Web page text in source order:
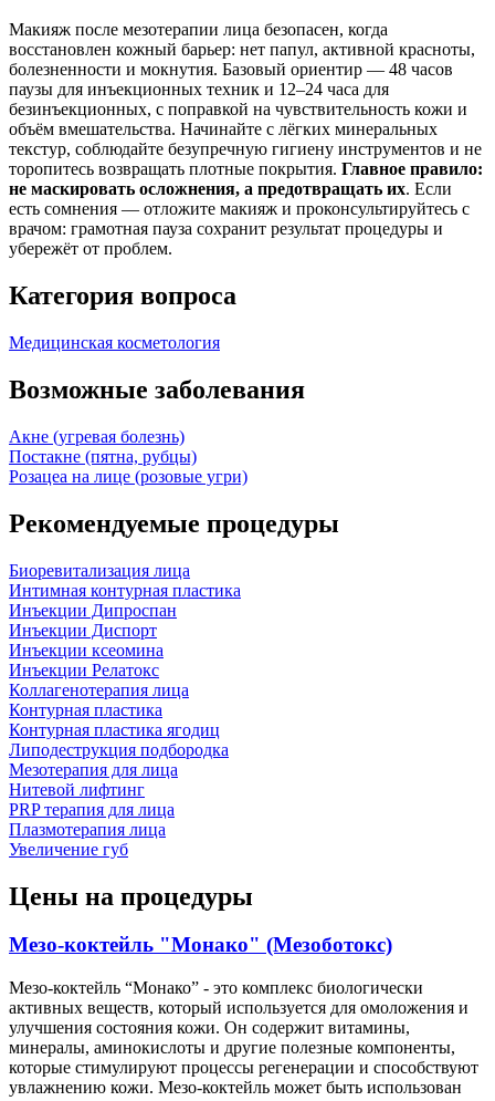
Макияж после мезотерапии лица безопасен, когда
восстановлен кожный барьер: нет папул, активной красноты,
болезненности и мокнутия. Базовый ориентир — 48 часов
паузы для инъекционных техник и 12–24 часа для
безинъекционных, с поправкой на чувствительность кожи и
объём вмешательства. Начинайте с лёгких минеральных
текстур, соблюдайте безупречную гигиену инструментов и не
торопитесь возвращать плотные покрытия. Главное правило:
не маскировать осложнения, а предотвращать их. Если
есть сомнения — отложите макияж и проконсультируйтесь с
врачом: грамотная пауза сохранит результат процедуры и
убережёт от проблем.
Категория вопроса
Медицинская косметология
Возможные заболевания
Акне (угревая болезнь)
Постакне (пятна, рубцы)
Розацеа на лице (розовые угри)
Рекомендуемые процедуры
Биоревитализация лица
Интимная контурная пластика
Инъекции Дипроспан
Инъекции Диспорт
Инъекции ксеомина
Инъекции Релатокс
Коллагенотерапия лица
Контурная пластика
Контурная пластика ягодиц
Липодеструкция подбородка
Мезотерапия для лица
Нитевой лифтинг
PRP терапия для лица
Плазмотерапия лица
Увеличение губ
Цены на процедуры
Мезо-коктейль "Монако" (Мезоботокс)
Мезо-коктейль “Монако” - это комплекс биологически
активных веществ, который используется для омоложения и
улучшения состояния кожи. Он содержит витамины,
минералы, аминокислоты и другие полезные компоненты,
которые стимулируют процессы регенерации и способствуют
увлажнению кожи. Мезо-коктейль может быть использован